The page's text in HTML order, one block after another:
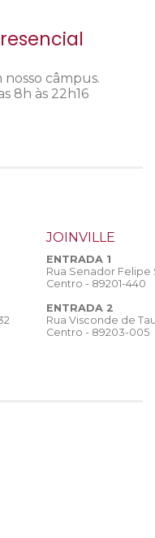
câmpus.
8h às 22h16
JOINVILLE
ENTRADA 1
Rua Senador
Centro - 89201-440
ENTRADA 2
Rua Visconde de
Centro - 89203-005